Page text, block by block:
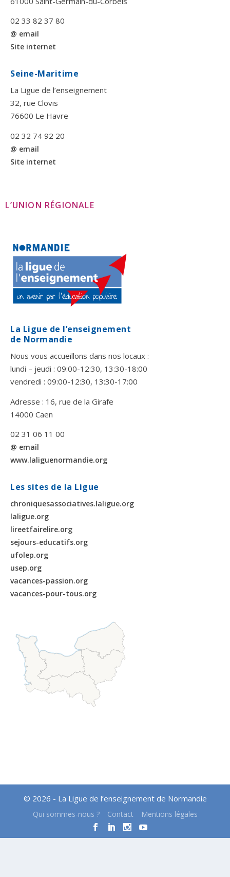
02 33 82 37 80
@ email
Site internet
Seine-Maritime
La Ligue de l’enseignement
32, rue Clovis
76600 Le Havre
02 32 74 92 20
@ email
Site internet
L’UNION RÉGIONALE
La Ligue de l’enseignement
de Normandie
Nous vous accueillons dans nos locaux :
lundi – jeudi : 09:00-12:30, 13:30-18:00
vendredi : 09:00-12:30, 13:30-17:00
Adresse : 16, rue de la Girafe
14000 Caen
02 31 06 11 00
@ email
www.laliguenormandie.org
Les sites de la Ligue
chroniquesassociatives.laligue.org
laligue.org
lireetfairelire.org
sejours-educatifs.org
ufolep.org
usep.org
vacances-passion.org
vacances-pour-tous.org
© 2026 - La Ligue de l’enseignement de Normandie
Qui sommes-nous ? Contact Mentions légales